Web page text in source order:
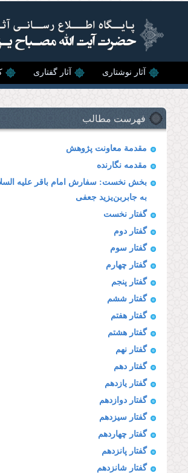
آثار نوشتاری آثار گفتاری
فهرست مطالب
مقدمة معاونت پژوهش
مقدمه نگارنده
بخش نخست: سفارش امام باقر علیه
به جابربن‌یزید جعفی
گفتار نخست
گفتار دوم
گفتار سوم
گفتار چهارم
گفتار پنجم
گفتار ششم
گفتار هفتم
گفتار هشتم
گفتار نهم
گفتار دهم
گفتار یازدهم
گفتار دوازدهم
گفتار سیزدهم
گفتار چهاردهم
گفتار پانزدهم
گفتار شانزدهم